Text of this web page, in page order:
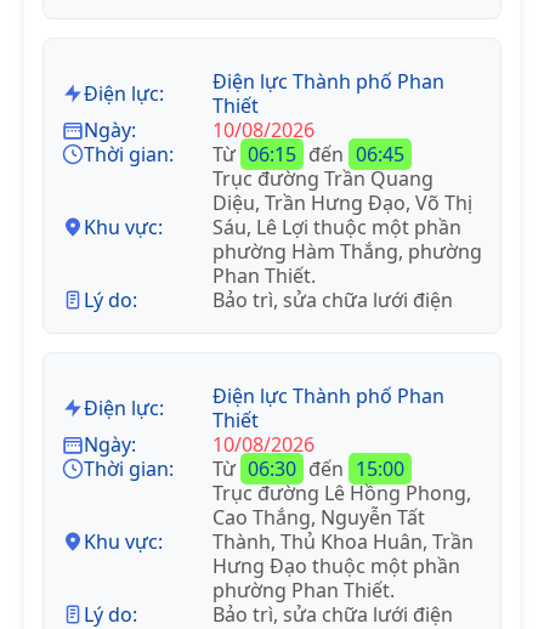
Điện lực:
Điện lực Thành phố Phan
Thiết
Ngày:
10/08/2026
Thời gian:
Từ 06:15 đến 06:45
Khu vực:
Trục đường Trần Quang
Diệu, Trần Hưng Đạo, Võ Thị
Sáu, Lê Lợi thuộc một phần
phường Hàm Thắng, phường
Phan Thiết.
Lý do:
Bảo trì, sửa chữa lưới điện
Điện lực:
Điện lực Thành phố Phan
Thiết
Ngày:
10/08/2026
Thời gian:
Từ 06:30 đến 15:00
Khu vực:
Trục đường Lê Hồng Phong,
Cao Thắng, Nguyễn Tất
Thành, Thủ Khoa Huân, Trần
Hưng Đạo thuộc một phần
phường Phan Thiết.
Lý do:
Bảo trì, sửa chữa lưới điện